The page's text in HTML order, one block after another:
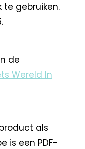
gebruiken.
de
Wereld In
als
is een PDF-